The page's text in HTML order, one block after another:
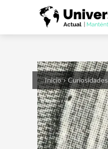
Inicio Curiosidades